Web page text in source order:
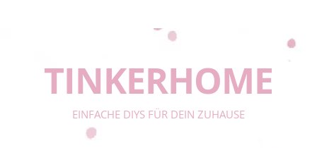
TINKERHOME
EINFACHE DIYS FÜR DEIN ZUHAUSE